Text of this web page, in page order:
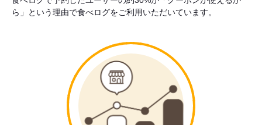
ら」という理由で食べログをご利用いただいています。